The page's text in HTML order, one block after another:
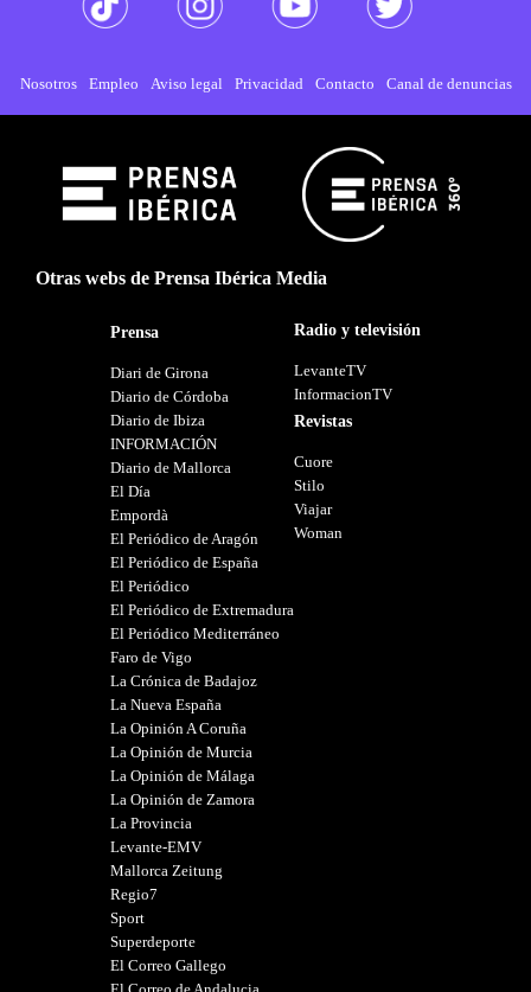
Nosotros Empleo Aviso legal Privacidad Contacto Canal de denuncias
Otras webs de Prensa Ibérica Media
Prensa
Diari de Girona
Diario de Córdoba
Diario de Ibiza
INFORMACIÓN
Diario de Mallorca
El Día
Empordà
El Periódico de Aragón
El Periódico de España
El Periódico
El Periódico de Extremadura
El Periódico Mediterráneo
Faro de Vigo
La Crónica de Badajoz
La Nueva España
La Opinión A Coruña
La Opinión de Murcia
La Opinión de Málaga
La Opinión de Zamora
La Provincia
Levante-EMV
Mallorca Zeitung
Regio7
Sport
Superdeporte
El Correo Gallego
Radio y televisión
LevanteTV
InformacionTV
Revistas
Cuore
Stilo
Viajar
Woman